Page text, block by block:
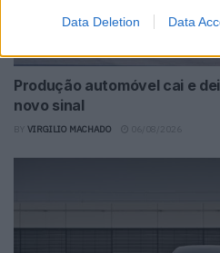
Data Deletion Data
Produção automóvel cai e
novo sinal
VIRGILIO MACHADO